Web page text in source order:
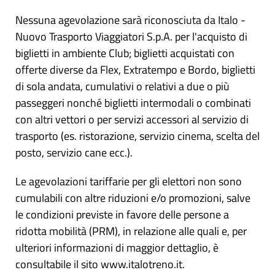
Nessuna agevolazione sarà riconosciuta da Italo -
Nuovo Trasporto Viaggiatori S.p.A. per l'acquisto di
biglietti in ambiente Club; biglietti acquistati con
offerte diverse da Flex, Extratempo e Bordo, biglietti
di sola andata, cumulativi o relativi a due o più
passeggeri nonché biglietti intermodali o combinati
con altri vettori o per servizi accessori al servizio di
trasporto (es. ristorazione, servizio cinema, scelta del
posto, servizio cane ecc.).
Le agevolazioni tariffarie per gli elettori non sono
cumulabili con altre riduzioni e/o promozioni, salve
le condizioni previste in favore delle persone a
ridotta mobilità (PRM), in relazione alle quali e, per
ulteriori informazioni di maggior dettaglio, è
consultabile il sito www.italotreno.it.